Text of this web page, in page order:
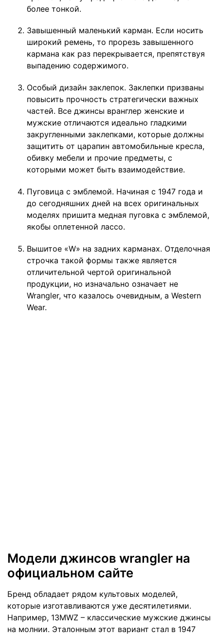
более тонкой.
Завышенный маленький карман. Если носить
широкий ремень, то прорезь завышенного
кармана как раз перекрывается, препятствуя
выпадению содержимого.
Особый дизайн заклепок. Заклепки призваны
повысить прочность стратегически важных
частей. Все джинсы вранглер женские и
мужские отличаются идеально гладкими
закругленными заклепками, которые должны
защитить от царапин автомобильные кресла,
обивку мебели и прочие предметы, с
которыми может быть взаимодействие.
Пуговица с эмблемой. Начиная с 1947 года и
до сегодняшних дней на всех оригинальных
моделях пришита медная пуговка с эмблемой,
якобы оплетенной лассо.
Вышитое «W» на задних карманах. Отделочная
строчка такой формы также является
отличительной чертой оригинальной
продукции, но изначально означает не
Wrangler, что казалось очевидным, а Western
Wear.
Модели джинсов wrangler на
официальном сайте
Бренд обладает рядом культовых моделей,
которые изготавливаются уже десятилетиями.
Например, 13MWZ – классические мужские джинсы
на молнии. Эталонным этот вариант стал в 1947